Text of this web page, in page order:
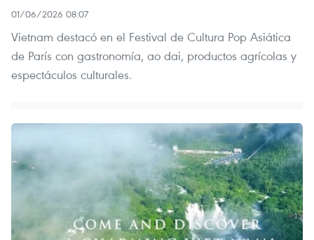
01/06/2026 08:07
Vietnam destacó en el Festival de Cultura Pop Asiática
de París con gastronomía, ao dai, productos agrícolas y
espectáculos culturales.